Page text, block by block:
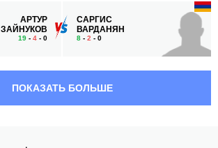
АРТУР
ЗАЙНУКОВ
19 - 4 - 0
САРГИС
ВАРДАНЯН
8 - 2 - 0
ПОКАЗАТЬ БОЛЬШЕ